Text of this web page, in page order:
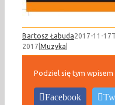
Bartosz Łabuda2017-11-
2017 Muzyka
Podziel się tym wpisem
Facebook